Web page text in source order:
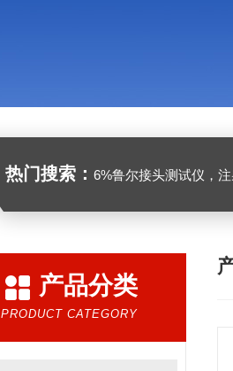
热门搜索： 6%鲁尔接头测试仪，注射针测试仪，注射器测试
产品分类
PRODUCT CATEGORY